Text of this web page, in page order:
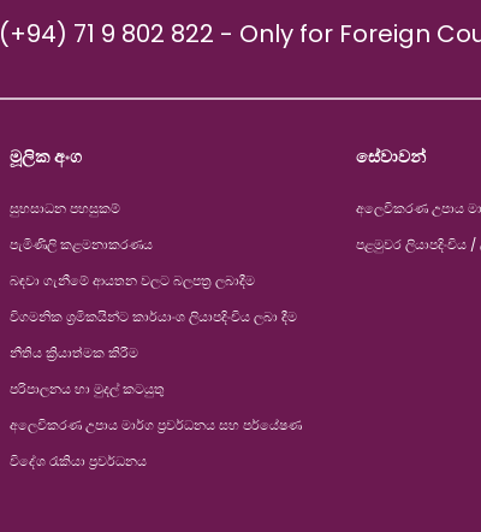
(+94) 71 9 802 822 - Only for Foreign
මූලික අංග
සුභසාධන පහසුකම්
පැමිණිලි කළමනාකරණය
බඳවා ගැනීමේ ආයතන වලට බලපත්‍ර ලබාදීම
විගමනික ශ්‍රමිකයින්ට කාර්යාංශ ලියාපදිංචිය ලබා දීම
නීතිය ක්‍රියාත්මක කිරීම
පරිපාලනය හා මුදල් කටයුතු
අලෙවිකරණ උපාය මාර්ග ප්‍රවර්ධනය සහ පර්යේෂණ
විදේශ රැකියා ප්‍රවර්ධනය
සේවාවන්
අලෙවිකරණ උපාය
පළමුවර ලියාපදිංචිය